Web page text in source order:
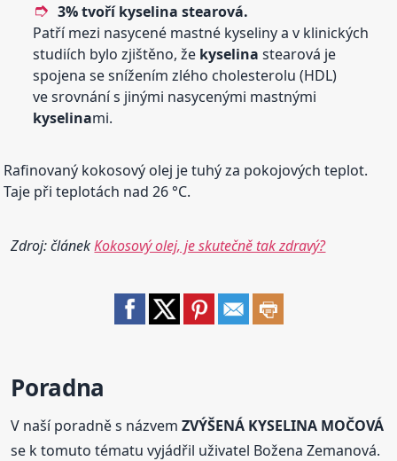
3% tvoříkyselina stearová.
Patří mezi nasycené mastné kyseliny a v klinických
studiích bylo zjištěno, že kyselina stearová je
spojena se snížením zlého cholesterolu (HDL)
ve srovnání s jinými nasycenými mastnými
kyselinami.
Rafinovaný kokosový olej je tuhý za pokojových teplot.
Taje při teplotách nad 26 °C.
Zdroj: článekKokosový olej, je skutečně tak zdravý?
Poradna
V naší poradně s názvemZVÝŠENÁ KYSELINA MOČOVÁ
se k tomuto tématu vyjádřil uživatel Božena Zemanová.